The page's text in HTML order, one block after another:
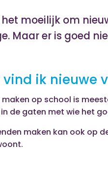
moeilijk om
Maar er is goed
ik nieuwe
maken op school is
in de gaten met wie het
maken kan ook op